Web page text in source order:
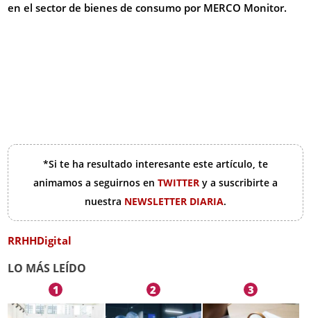
en el sector de bienes de consumo por MERCO Monitor.
*Si te ha resultado interesante este artículo, te
animamos a seguirnos en TWITTER y a suscribirte a
nuestra NEWSLETTER DIARIA.
RRHHDigital
LO MÁS LEÍDO
1 2 3